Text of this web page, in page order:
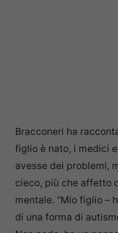
Bracconeri ha
figlio è nato, i medici
avesse dei problemi,
cieco, più che affetto
mentale. “Mio figlio –
di una forma di